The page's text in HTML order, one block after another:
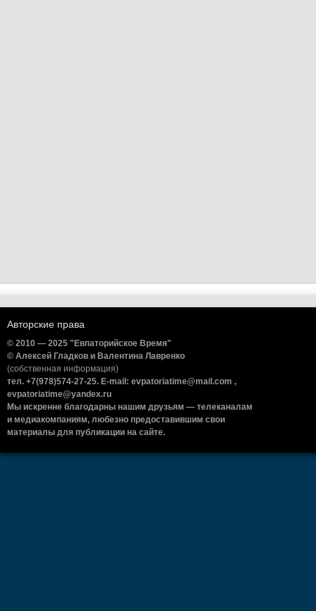
Авторские права
© 2010 — 2025 "Евпаторийское Время"
© Алексей Гладков и Валентина Лавренко
(собственная информация)
тел. +7(978)574-27-25. E-mail: evpatoriatime@mail.com ,
evpatoriatime@yandex.ru
Мы искренне благодарны нашим друзьям — телеканалам
и медиакомпаниям, любезно предоставившим свои
материалы для публикации на сайте.